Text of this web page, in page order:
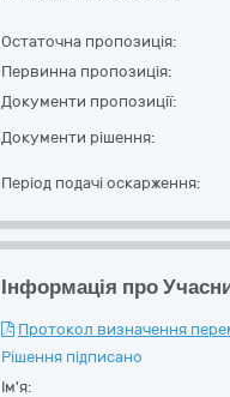
Остаточна пропозиція:
Первинна пропозиція:
Документи пропозиції:
Документи рішення:
Період подачі оскарження:
Інформація про
Протокол визначення
Рішення підписано
Ім'я: